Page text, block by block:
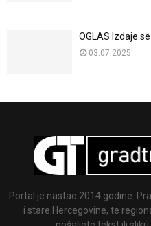
OGLAS Izdaje
03.07.2025
Portal je nastao 2014 godine.
i stare Hercegovine, te